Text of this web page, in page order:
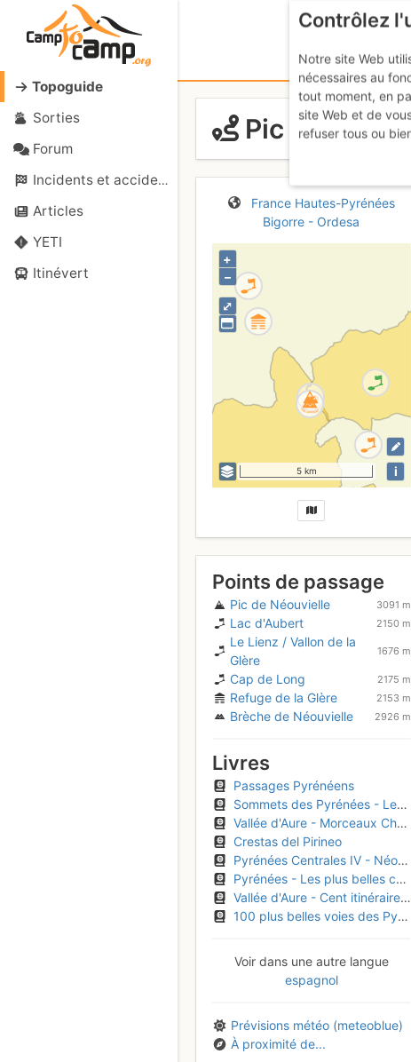
Topoguide
Sorties
Forum
Incidents et accidents
Articles
YETI
Itinévert
Pic de
France Hautes-Pyrénées
Bigorre - Ordesa
⤢
+
–
5 km i
Points de passage
Pic de Néouvielle 3091 m
Lac d'Aubert 2150 m
Le Lienz / Vallon de la
Glère
1676 m
Cap de Long 2175 m
Refuge de la Glère 2153 m
Brèche de Néouvielle 2926 m
Livres
Passages Pyrénéens
Sommets des Pyrénées - Les plus belles courses de F à D
Vallée d'Aure - Morceaux Choisis - Cent itinéraires d'escalade
Crestas del Pirineo
Pyrénées Centrales IV - Néouvielle, Pic Long, Estaubé, Troumouse, Barroude
Pyrénées - Les plus belles courses
Vallée d'Aure - Cent itinéraires d'escalade - Morceaux choisis
100 plus belles voies des Pyrénées Occidentales, voies d'escalade de AD à TD / de IV à 6b
Voir dans une autre langue
espagnol
Prévisions météo (meteoblue)
À proximité de...
Contrôlez
Notre site Web
nécessaires au
tout moment, en
site Web et de
refuser tous ou